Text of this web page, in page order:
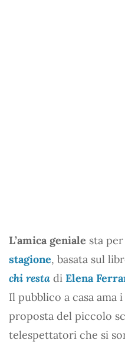
L’amica geniale sta
stagione, basata sul
chi resta di Elena
Il pubblico a casa ama i
proposta del piccolo
telespettatori che si